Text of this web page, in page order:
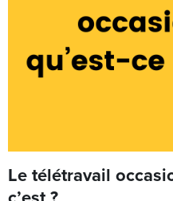
Le télétravail